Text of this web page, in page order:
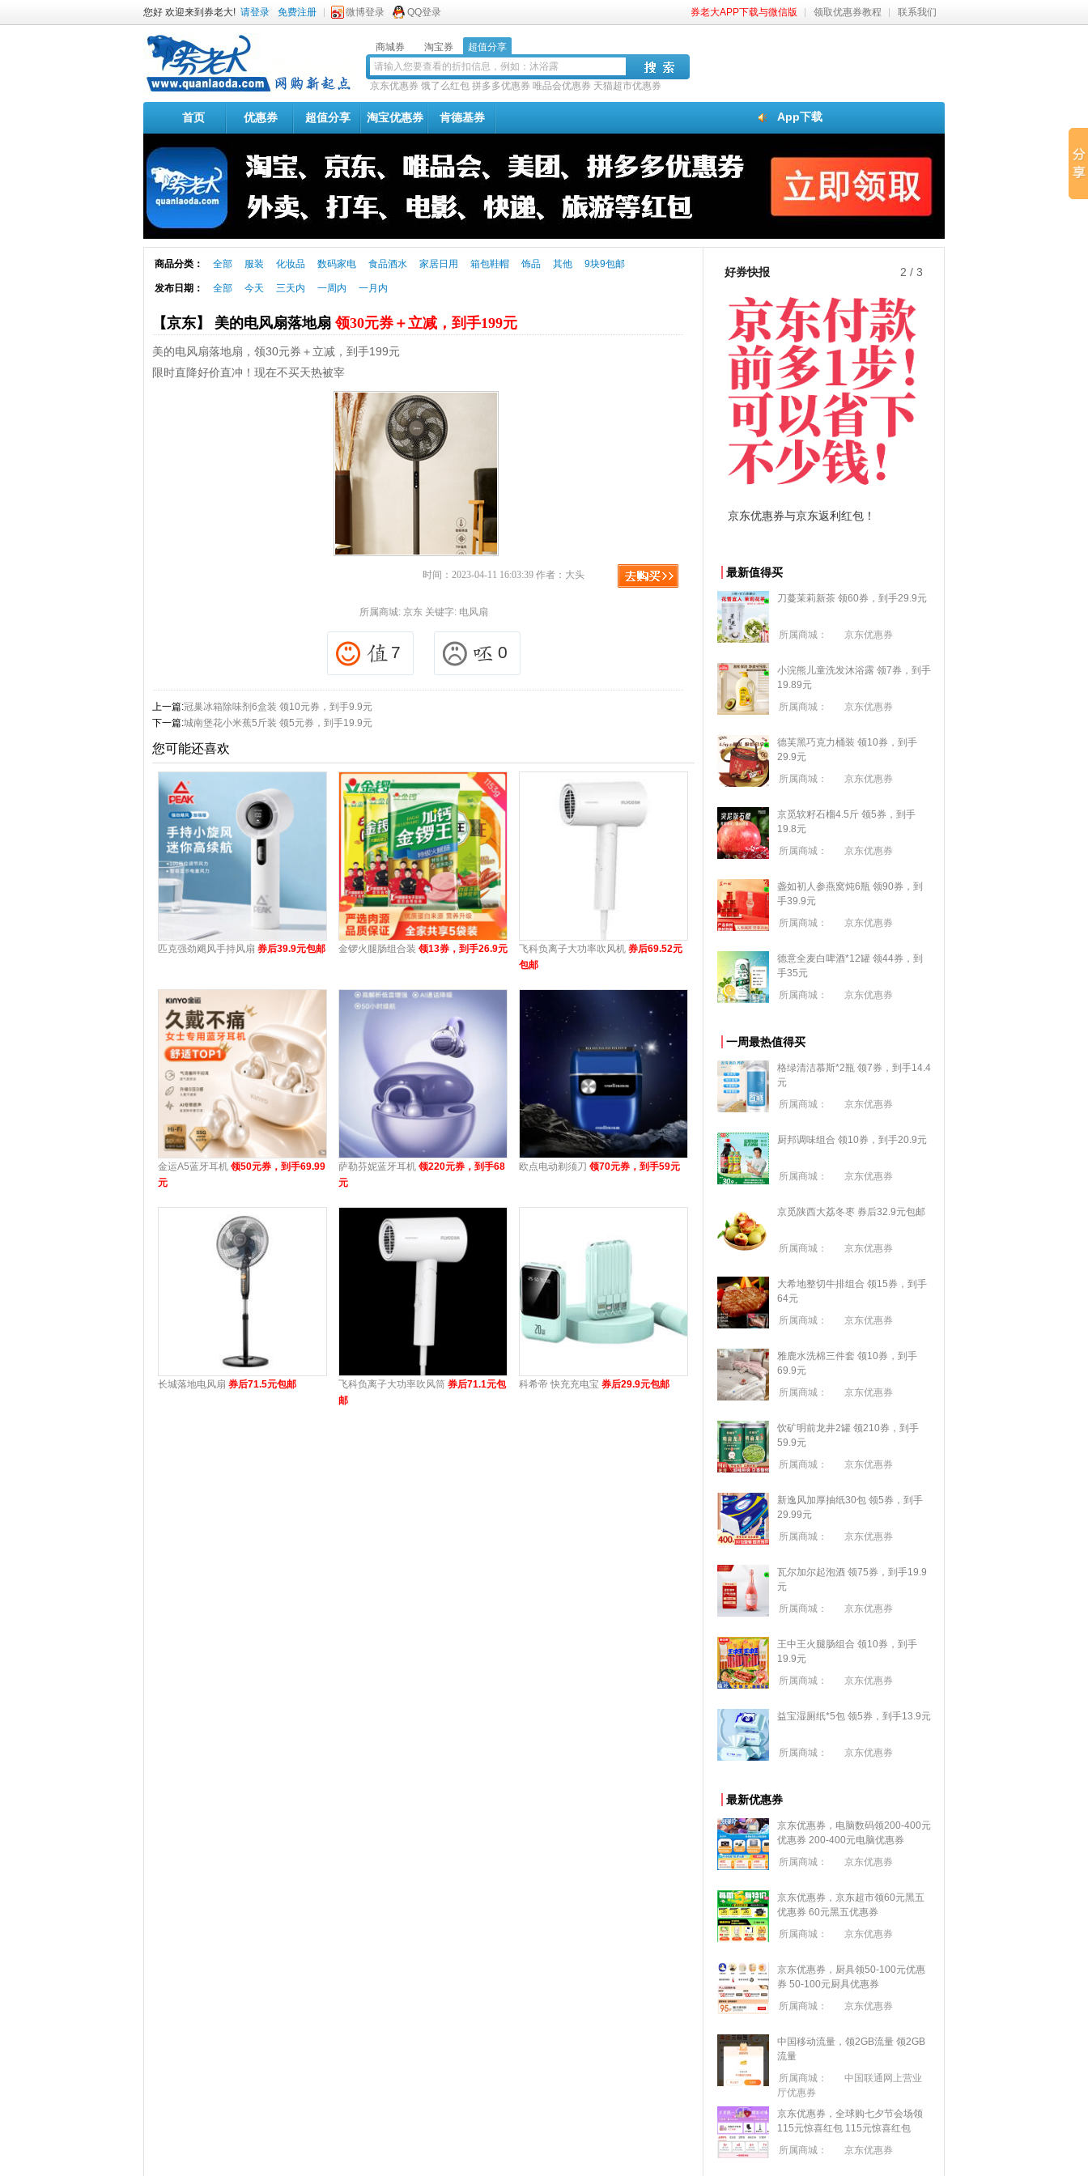
您好 欢迎来到券老大! 请登录 免费注册 微博登录 QQ登录 券老大APP下载与微信版 领取优惠券教程 联系我们
商城券 淘宝券 超值分享
京东优惠券 饿了么红包 拼多多优惠券 唯品会优惠券 天猫超市优惠券
App下载
首页 优惠券 超值分享 淘宝优惠券 肯德基券
商品分类： 全部 服装 化妆品 数码家电 食品酒水 家居日用 箱包鞋帽 饰品 其他 9块9包邮
发布日期： 全部 今天 三天内 一周内 一月内
【京东】 美的电风扇落地扇领30元券＋立减，到手199元
美的电风扇落地扇，领30元券＋立减，到手199元
限时直降好价直冲！现在不买天热被宰
时间：2023-04-11 16:03:39 作者：大头
所属商城: 京东关键字: 电风扇
7 0
上一篇:冠巢冰箱除味剂6盒装 领10元券，到手9.9元
下一篇:城南堡花小米蕉5斤装 领5元券，到手19.9元
您可能还喜欢
匹克强劲飓风手持风扇 券后39.9元包邮 金锣火腿肠组合装 领13券，到手26.9元 飞科负离子大功率吹风机 券后69.52元
包邮
金运A5蓝牙耳机 领50元券，到手69.99
元
萨勒芬妮蓝牙耳机 领220元券，到手68
元
欧点电动剃须刀 领70元券，到手59元
长城落地电风扇 券后71.5元包邮 飞科负离子大功率吹风筒 券后71.1元包
邮
科希帝 快充充电宝 券后29.9元包邮
好券快报 3 / 3
京东优惠券与京东返利红包！ 拼多多优惠券+拼多多返利
最新值得买
刀蔓茉莉新茶 领60券，到手29.9元
所属商城： 京东优惠券
小浣熊儿童洗发沐浴露 领7券，到手
19.89元
所属商城：
京东优惠券
德芙黑巧克力桶装 领10券，到手
29.9元
所属商城：
京东优惠券
京觅软籽石榴4.5斤 领5券，到手
19.8元
所属商城：
京东优惠券
盏如初人参燕窝炖6瓶 领90券，到
手39.9元
所属商城：
京东优惠券
德意全麦白啤酒*12罐 领44券，到
手35元
所属商城：
京东优惠券
一周最热值得买
格绿清洁慕斯*2瓶 领7券，到手14.4
元
所属商城：
京东优惠券
厨邦调味组合 领10券，到手20.9元
所属商城： 京东优惠券
京觅陕西大荔冬枣 券后32.9元包邮
所属商城： 京东优惠券
大希地整切牛排组合 领15券，到手
64元
所属商城：
京东优惠券
雅鹿水洗棉三件套 领10券，到手
69.9元
所属商城：
京东优惠券
饮矿明前龙井2罐 领210券，到手
59.9元
所属商城：
京东优惠券
新逸风加厚抽纸30包 领5券，到手
29.99元
所属商城：
京东优惠券
瓦尔加尔起泡酒 领75券，到手19.9
元
所属商城：
京东优惠券
王中王火腿肠组合 领10券，到手
19.9元
所属商城：
京东优惠券
益宝湿厕纸*5包 领5券，到手13.9元
所属商城： 京东优惠券
最新优惠券
京东优惠券，电脑数码领200-400元
优惠券 200-400元电脑优惠券
所属商城：
京东优惠券
京东优惠券，京东超市领60元黑五
优惠券 60元黑五优惠券
所属商城：
京东优惠券
京东优惠券，厨具领50-100元优惠
券 50-100元厨具优惠券
所属商城：
京东优惠券
中国移动流量，领2GB流量 领2GB
流量
所属商城：
中国联通网上营业
厅优惠券
京东优惠券，全球购七夕节会场领
115元惊喜红包 115元惊喜红包
所属商城：
京东优惠券